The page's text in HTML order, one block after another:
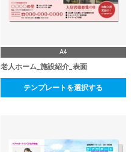
A4
老人ホーム_施設紹介_表面
テンプレートを選択する